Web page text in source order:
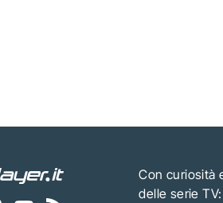
Con curiosità
delle serie